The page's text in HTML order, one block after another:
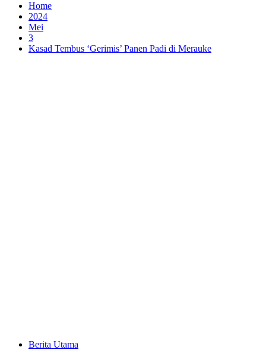
Home
2024
Mei
3
Kasad Tembus ‘Gerimis’ Panen Padi di Merauke
Berita Utama